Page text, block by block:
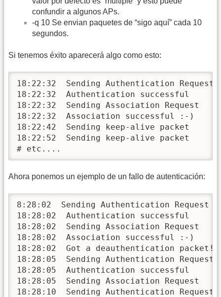
confundir a algunos APs.
-q 10 Se envian paquetes de “sigo aquí” cada 10
segundos.
Si tenemos éxito aparecerá algo como esto:
18:22:32  Sending Authentication Request
18:22:32  Authentication successful
18:22:32  Sending Association Request
18:22:32  Association successful :-)
18:22:42  Sending keep-alive packet
18:22:52  Sending keep-alive packet
# etc....
Ahora ponemos un ejemplo de un fallo de autenticación:
8:28:02  Sending Authentication Request
18:28:02  Authentication successful
18:28:02  Sending Association Request
18:28:02  Association successful :-)
18:28:02  Got a deauthentication packet!
18:28:05  Sending Authentication Request
18:28:05  Authentication successful
18:28:05  Sending Association Request
18:28:10  Sending Authentication Request